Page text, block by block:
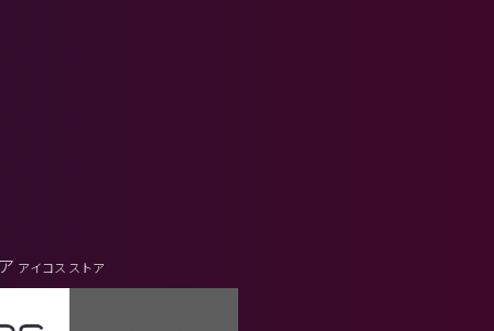
アイコス ストア